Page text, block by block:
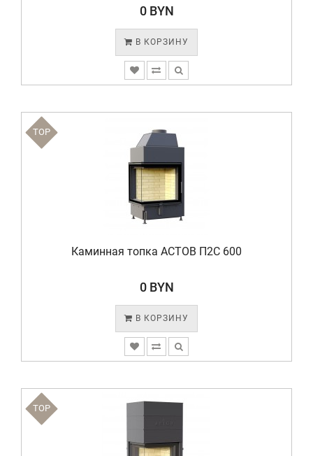
0 BYN
В КОРЗИНУ
TOP
Каминная топка АСТОВ П2С 600
0 BYN
В КОРЗИНУ
TOP